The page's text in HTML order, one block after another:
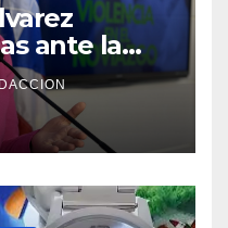
ante la